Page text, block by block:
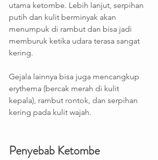
utama ketombe. Lebih lanjut, serpihan
putih dan kulit berminyak akan
menumpuk di rambut dan bisa jadi
memburuk ketika udara terasa sangat
kering.
Gejala lainnya bisa juga mencangkup
erythema (bercak merah di kulit
kepala), rambut rontok, dan serpihan
kering pada kulit wajah.
Penyebab Ketombe